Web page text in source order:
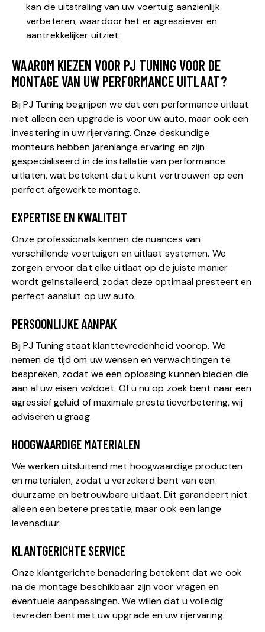
kan de uitstraling van uw voertuig aanzienlijk
verbeteren, waardoor het er agressiever en
aantrekkelijker uitziet.
WAAROM KIEZEN VOOR PJ TUNING VOOR DE
MONTAGE VAN UW PERFORMANCE UITLAAT?
Bij PJ Tuning begrijpen we dat een performance uitlaat
niet alleen een upgrade is voor uw auto, maar ook een
investering in uw rijervaring. Onze deskundige
monteurs hebben jarenlange ervaring en zijn
gespecialiseerd in de installatie van performance
uitlaten, wat betekent dat u kunt vertrouwen op een
perfect afgewerkte montage.
EXPERTISE EN KWALITEIT
Onze professionals kennen de nuances van
verschillende voertuigen en uitlaat systemen. We
zorgen ervoor dat elke uitlaat op de juiste manier
wordt geïnstalleerd, zodat deze optimaal presteert en
perfect aansluit op uw auto.
PERSOONLIJKE AANPAK
Bij PJ Tuning staat klanttevredenheid voorop. We
nemen de tijd om uw wensen en verwachtingen te
bespreken, zodat we een oplossing kunnen bieden die
aan al uw eisen voldoet. Of u nu op zoek bent naar een
agressief geluid of maximale prestatieverbetering, wij
adviseren u graag.
HOOGWAARDIGE MATERIALEN
We werken uitsluitend met hoogwaardige producten
en materialen, zodat u verzekerd bent van een
duurzame en betrouwbare uitlaat. Dit garandeert niet
alleen een betere prestatie, maar ook een lange
levensduur.
KLANTGERICHTE SERVICE
Onze klantgerichte benadering betekent dat we ook
na de montage beschikbaar zijn voor vragen en
eventuele aanpassingen. We willen dat u volledig
tevreden bent met uw upgrade en uw rijervaring.